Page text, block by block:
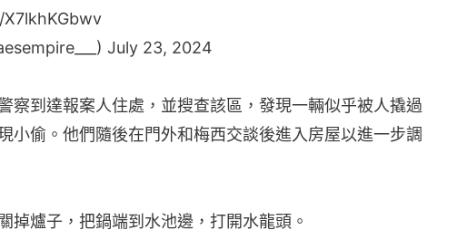
July 23, 2024
察到達報案人住處，並搜查該區，發現一輛似乎被人撬過
小偷。他們隨後在門外和梅西交談後進入房屋以進一步調
掉爐子，把鍋端到水池邊，打開水龍頭。